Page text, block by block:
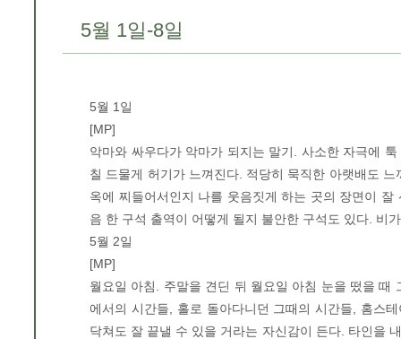
5월 1일-8일
5월 1일
[MP]
악마와 싸우다가 악마가 되지는 말기. 사소한 자극에
칠 드물게 허기가 느껴진다. 적당히 묵직한 아랫배도
옥에 찌들어서인지 나를 웃음짓게 하는 곳의 장면이
음 한 구석 출역이 어떻게 될지 불안한 구석도 있다. 비
5월 2일
[MP]
월요일 아침. 주말을 견딘 뒤 월요일 아침 눈을 떴을
에서의 시간들, 홀로 돌아다니던 그때의 시간들, 홈스
닥쳐도 잘 끝낼 수 있을 거라는 자신감이 든다. 타인을